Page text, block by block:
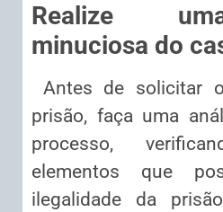
Realize
minuciosa do
Antes de solicitar
prisão, faça uma
processo,
elementos que
ilegalidade da